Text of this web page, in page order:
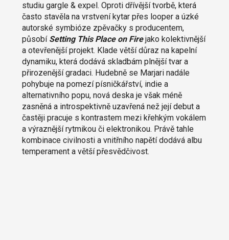
studiu gargle & expel. Oproti dřívější tvorbě, která
často stavěla na vrstvení kytar přes looper a úzké
autorské symbióze zpěvačky s producentem,
působí Setting This Place on Firejako kolektivnější
a otevřenější projekt. Klade větší důraz na kapelní
dynamiku, která dodává skladbám plnější tvar a
přirozenější gradaci. Hudebně se Marjari nadále
pohybuje na pomezí písničkářství, indie a
alternativního popu, nová deska je však méně
zasněná a introspektivně uzavřená než její debut a
častěji pracuje s kontrastem mezi křehkým vokálem
a výraznější rytmikou či elektronikou. Právě tahle
kombinace civilnosti a vnitřního napětí dodává albu
temperament a větší přesvědčivost.